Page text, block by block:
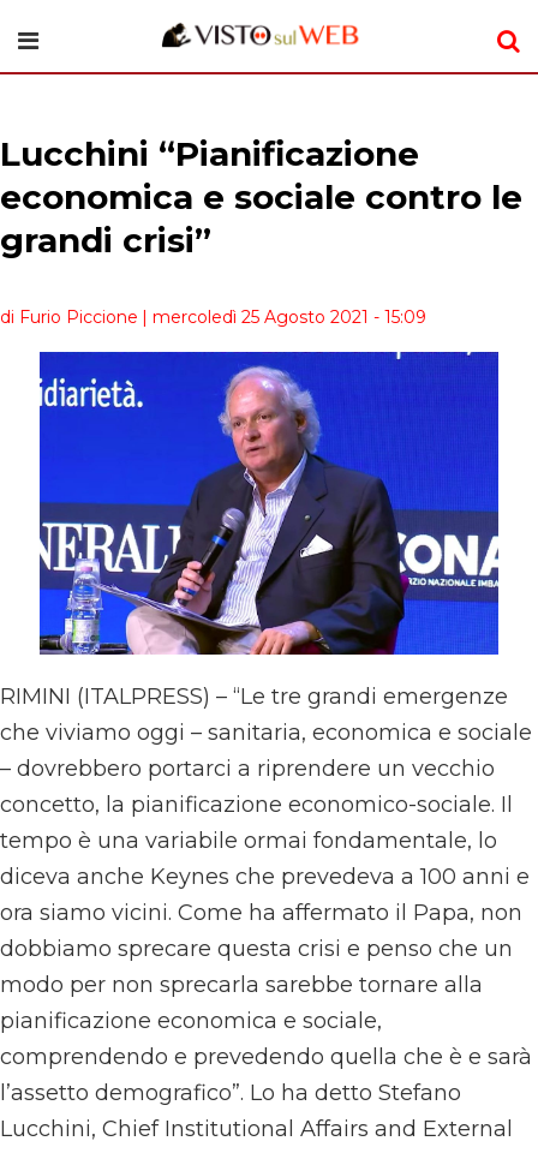
Lucchini “Pianificazione
economica e sociale contro le
grandi crisi”
di Furio Piccione | mercoledì 25 Agosto 2021 - 15:09
RIMINI (ITALPRESS) – “Le tre grandi emergenze
che viviamo oggi – sanitaria, economica e sociale
– dovrebbero portarci a riprendere un vecchio
concetto, la pianificazione economico-sociale. Il
tempo è una variabile ormai fondamentale, lo
diceva anche Keynes che prevedeva a 100 anni e
ora siamo vicini. Come ha affermato il Papa, non
dobbiamo sprecare questa crisi e penso che un
modo per non sprecarla sarebbe tornare alla
pianificazione economica e sociale,
comprendendo e prevedendo quella che è e sarà
l’assetto demografico”. Lo ha detto Stefano
Lucchini, Chief Institutional Affairs and External